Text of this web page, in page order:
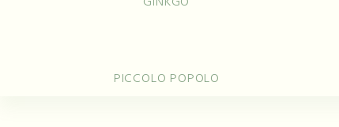
PICCOLO POPOLO